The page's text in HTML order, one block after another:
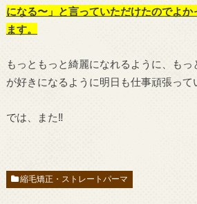
になる〜」と言っていただけたのでよ
ます。
もっともっと綺麗になれるように、も
が好きになるように明日も仕事頑張って
では、また‼︎
縮毛矯正・ストレートパーマ